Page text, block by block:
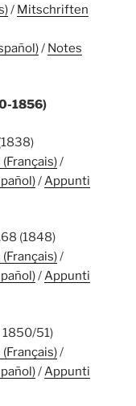
/ Mitschriften
/ Notes
1856)
/
/ Appunti
(1848)
/
/Appunti
1850/51)
/
/ Appunti